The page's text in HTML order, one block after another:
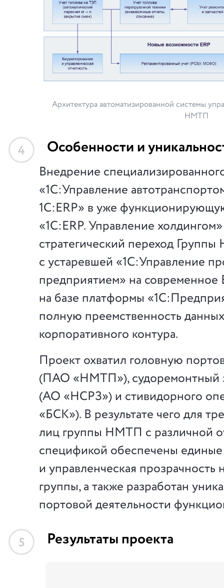
Архитектура автоматизированной системы
НМТП
4 Особенности и
Внедрение
«1С:Управление
1С:ERP» в уже
«1С:ERP. Управление
стратегический переход
с устаревшей «1С:Управление
предприятием» на
на базе платформы
полную преемственность
корпоративного контура.
Проект охватил головную
(ПАО «НМТП»), судоремонтный
(АО «НСРЗ») и стивидорного
«БСК»). В результате чего для
лиц группы НМТП с различной
спецификой обеспечены единые
и управленческая прозрачность
группы, а также разработан
портовой деятельности
5 Результаты проекта